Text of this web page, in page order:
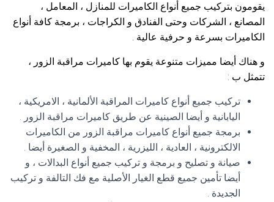
يقومون بتركيب جميع أنواع الكاميرات للمنازل ، المعامل ،
المصانع ، الشركات وحتى الفنادق و الكراجات ، برمجة كافة أنواع
الكاميرات بسرعة و حرفية عالية .
و هناك أيضا مميزات متنوعة يقوم بها كاميرات مراقبة الزور ،
تتمثل ب :
تركيب جميع أنواع كاميرات المراقبة الألمانية ، الامريكية ،
اليابانية و أيضا الصينية عن طريق كاميرات مراقبة الزور .
برمجة جميع أنواع كاميرات مراقبة الزور من الكاميرات
الالكترونية ، العادية ، الليزرية ، المخفية و الصغيرة أيضا .
صيانة و تصليح و برمجة و تركيب جميع أنواع البدالات ، و
أيضا تأمين جميع قطع الغيار الأصلية مع فك التالفة و تركيب
الجديدة .